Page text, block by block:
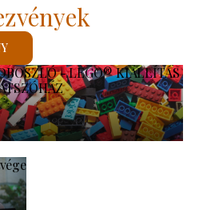
- LEGO® KIÁLLÍTÁS